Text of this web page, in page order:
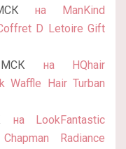
на ManKind
D Letoire Gift
МСК на HQhair
Waffle Hair Turban
на LookFantastic
Radiance